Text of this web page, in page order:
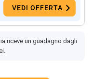
VEDI OFFERTA
riceve un guadagno dagli